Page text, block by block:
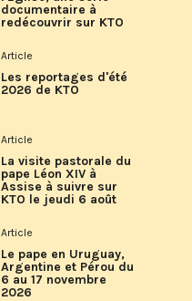
documentaire à
redécouvrir sur KTO
Article
Les reportages d'été
2026 de KTO
Article
La visite pastorale du
pape Léon XIV à
Assise à suivre sur
KTO le jeudi 6 août
Article
Le pape en Uruguay,
Argentine et Pérou du
6 au 17 novembre
2026